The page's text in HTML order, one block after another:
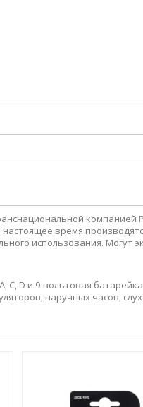
компанией
время
использования. Могут
C, D и 9-вольтовая
наручных часов,